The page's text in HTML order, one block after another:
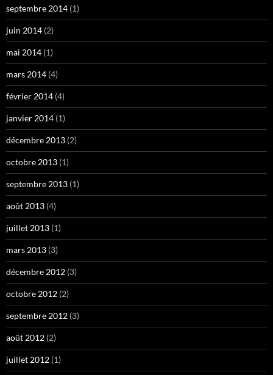
septembre 2014 (1)
juin 2014 (2)
mai 2014 (1)
mars 2014 (4)
février 2014 (4)
janvier 2014 (1)
décembre 2013 (2)
octobre 2013 (1)
septembre 2013 (1)
août 2013 (4)
juillet 2013 (1)
mars 2013 (3)
décembre 2012 (3)
octobre 2012 (2)
septembre 2012 (3)
août 2012 (2)
juillet 2012 (1)